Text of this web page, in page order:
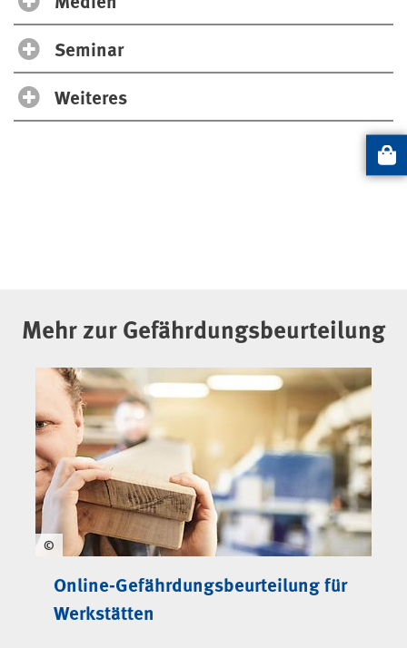
Seminar
Weiteres
Mehr zur Gefährdungsbeurteilung
©
Online-Gefährdungsbeurteilung für
Werkstätten
Artikel